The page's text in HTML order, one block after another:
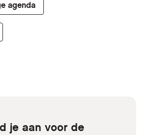
agenda
je aan voor de